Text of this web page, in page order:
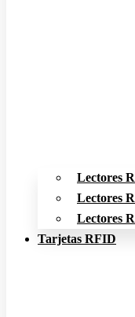
Lectores
Lectores
Lectores
Tarjetas RFID